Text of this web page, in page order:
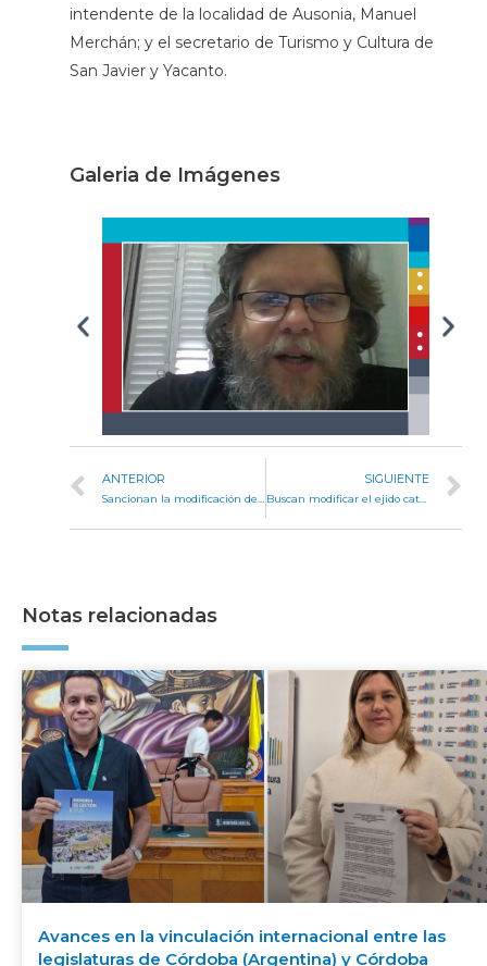
intendente de la localidad de Ausonia, Manuel
Merchán; y el secretario de Turismo y Cultura de
San Javier y Yacanto.
Galeria de Imágenes
ANTERIOR SIGUIENTE
Buscan modificar el ejido catastral de Estación Juárez Celman
Notas relacionadas
Avances en la vinculación internacional entre las
legislaturas de Córdoba (Argentina) y Córdoba